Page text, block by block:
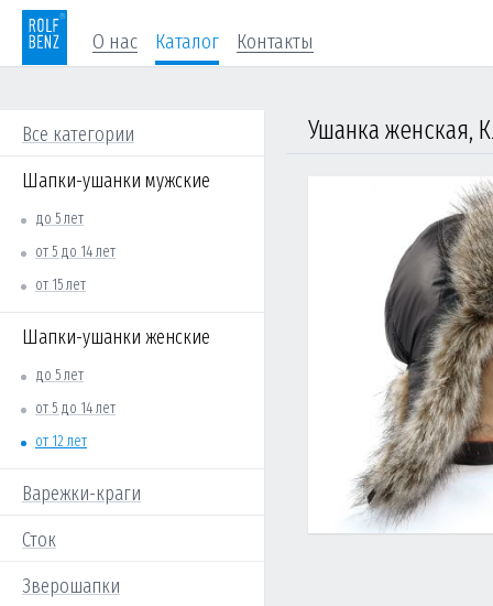
О нас Каталог Контакты
Все категории
Шапки-ушанки мужские
до 5 лет
от 5 до 14 лет
от 15 лет
Шапки-ушанки женские
до 5 лет
от 5 до 14 лет
от 12 лет
Варежки-краги
Сток
Зверошапки
Ушанка женская,